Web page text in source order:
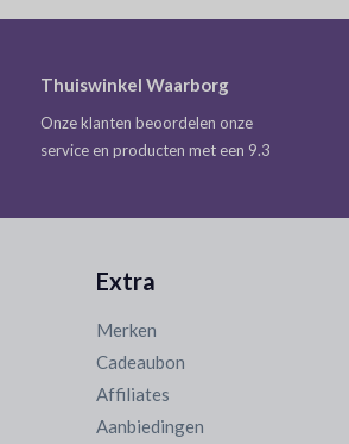
Thuiswinkel Waarborg
Onze klanten beoordelen onze
service en producten met een 9.3
Extra
Merken
Cadeaubon
Affiliates
Aanbiedingen